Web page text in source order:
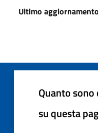
Ultimo aggiornamento
Quanto
su questa